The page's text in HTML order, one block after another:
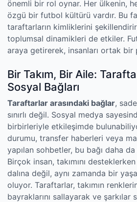
önemli bir rol oynar. Her ülkenin,
özgü bir futbol kültürü vardır. Bu
taraftarların kimliklerini
toplumsal dinamikleri de etkiler.
araya getirerek, insanları ortak bir
Bir Takım, Bir Aile:
Sosyal Bağları
Taraftarlar arasındaki bağlar,
sınırlı değil. Sosyal medya
birbirleriyle etkileşimde
durumu, transfer haberleri veya
yapılan sohbetler, bu bağı daha
Birçok insan, takımını
dalına değil, aynı zamanda bir
oluyor. Taraftarlar, takımın
bayraklarını sallayarak ve şarkılar